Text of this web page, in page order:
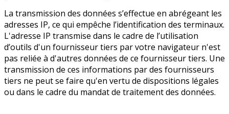
La transmission des données s’effectue en abrégeant les
adresses IP, ce qui empêche l’identification des terminaux.
L'adresse IP transmise dans le cadre de l’utilisation
d’outils d'un fournisseur tiers par votre navigateur n'est
pas reliée à d'autres données de ce fournisseur tiers. Une
transmission de ces informations par des fournisseurs
tiers ne peut se faire qu'en vertu de dispositions légales
ou dans le cadre du mandat de traitement des données.